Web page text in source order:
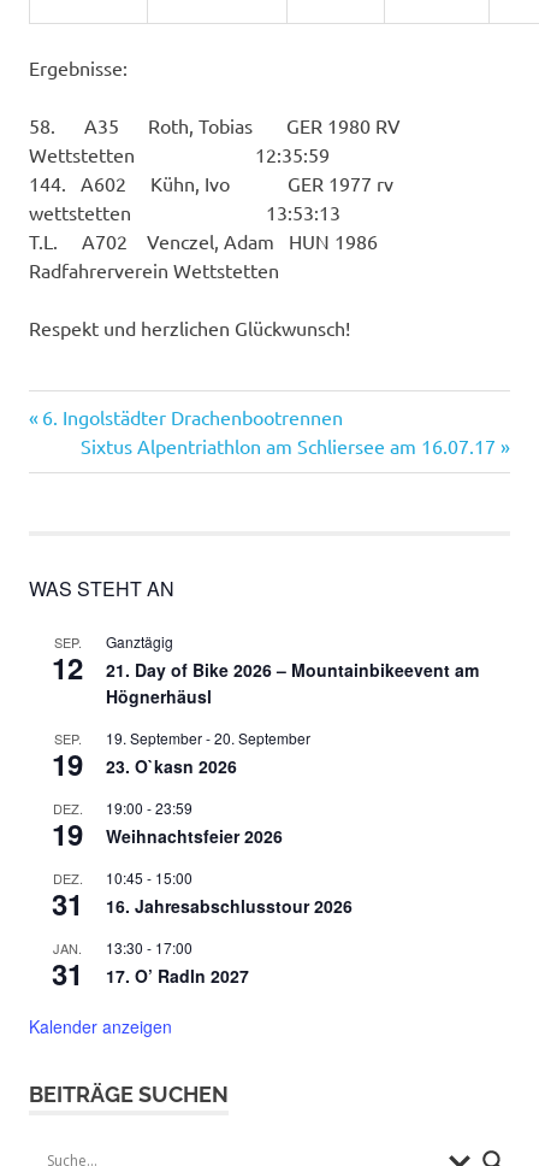
Ergebnisse:
58. A35 Roth, Tobias GER 1980 RV
Wettstetten 12:35:59
144. A602 Kühn, Ivo GER 1977 rv
wettstetten 13:53:13
T.L. A702 Venczel, Adam HUN 1986
Radfahrerverein Wettstetten
Respekt und herzlichen Glückwunsch!
Beitragsnavigation
Vorheriger
Beitrag:
6. Ingolstädter Drachenbootrennen
Nächster
Beitrag:
Sixtus Alpentriathlon am Schliersee am 16.07.17
WAS STEHT AN
SEP.
12
Ganztägig
21. Day of Bike 2026 – Mountainbikeevent am
Högnerhäusl
SEP.
19
19. September-20. September
23. O`kasn 2026
DEZ.
19
19:00 -23:59
Weihnachtsfeier 2026
DEZ.
31
10:45 - 15:00
16. Jahresabschlusstour 2026
JAN.
31
13:30 - 17:00
17. O’ Radln 2027
Kalender anzeigen
BEITRÄGE SUCHEN